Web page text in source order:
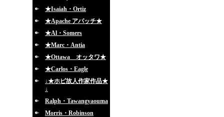
★Isaiah・Ortiz
★Apache アパッチ★
★Al・Somers
★Marc・Antia
★Ottawa オッタワ★
★Carlos・Eagle
↓★ホピ故人作家作品★
↓
Ralph・Tawangyaouma
Morris・Robinson